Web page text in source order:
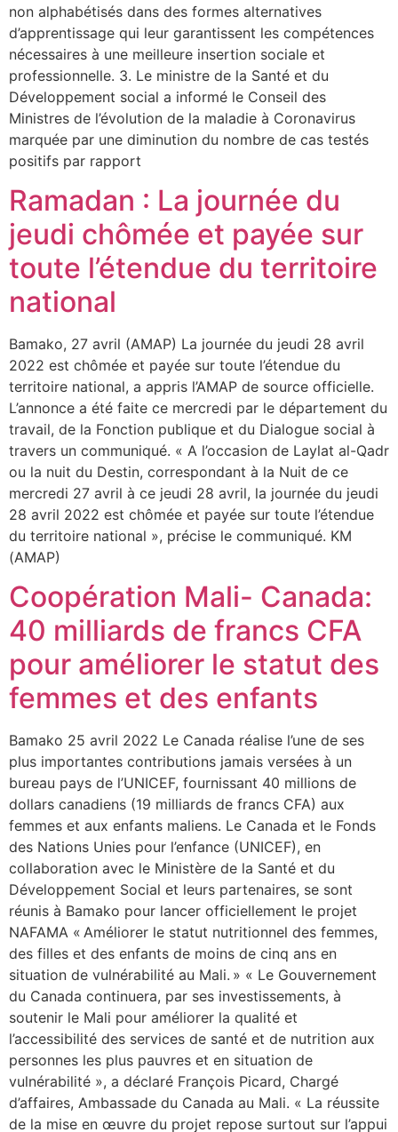
non alphabétisés dans des formes alternatives
d’apprentissage qui leur garantissent les compétences
nécessaires à une meilleure insertion sociale et
professionnelle. 3. Le ministre de la Santé et du
Développement social a informé le Conseil des
Ministres de l’évolution de la maladie à Coronavirus
marquée par une diminution du nombre de cas testés
positifs par rapport
Ramadan : La journée du
jeudi chômée et payée sur
toute l’étendue du territoire
national
Bamako, 27 avril (AMAP) La journée du jeudi 28 avril
2022 est chômée et payée sur toute l’étendue du
territoire national, a appris l’AMAP de source officielle.
L’annonce a été faite ce mercredi par le département du
travail, de la Fonction publique et du Dialogue social à
travers un communiqué. « A l’occasion de Laylat al-Qadr
ou la nuit du Destin, correspondant à la Nuit de ce
mercredi 27 avril à ce jeudi 28 avril, la journée du jeudi
28 avril 2022 est chômée et payée sur toute l’étendue
du territoire national », précise le communiqué. KM
(AMAP)
Coopération Mali- Canada:
40 milliards de francs CFA
pour améliorer le statut des
femmes et des enfants
Bamako 25 avril 2022 Le Canada réalise l’une de ses
plus importantes contributions jamais versées à un
bureau pays de l’UNICEF, fournissant 40 millions de
dollars canadiens (19 milliards de francs CFA) aux
femmes et aux enfants maliens. Le Canada et le Fonds
des Nations Unies pour l’enfance (UNICEF), en
collaboration avec le Ministère de la Santé et du
Développement Social et leurs partenaires, se sont
réunis à Bamako pour lancer officiellement le projet
NAFAMA « Améliorer le statut nutritionnel des femmes,
des filles et des enfants de moins de cinq ans en
situation de vulnérabilité au Mali. » « Le Gouvernement
du Canada continuera, par ses investissements, à
soutenir le Mali pour améliorer la qualité et
l’accessibilité des services de santé et de nutrition aux
personnes les plus pauvres et en situation de
vulnérabilité », a déclaré François Picard, Chargé
d’affaires, Ambassade du Canada au Mali. « La réussite
de la mise en œuvre du projet repose surtout sur l’appui